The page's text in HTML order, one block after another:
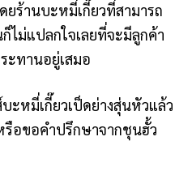
ยร้านบะหมี่เกี๊ยวที่สามารถ
ไม่แปลกใจเลยที่จะมีลูกค้า
ะทานอยู่เสมอ
ะหมี่เกี๊ยวเป็ดย่างสุ่นหัวแล้ว
อขอคำปรึกษาจากชุนฮั้ว